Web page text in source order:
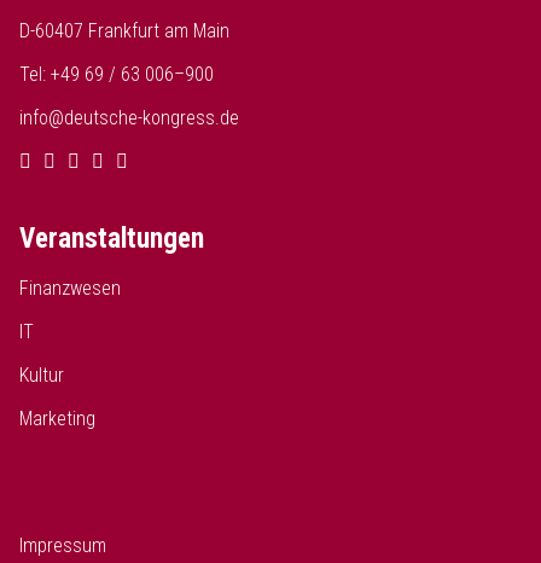
D-60407 Frankfurt am Main
Tel: +49 69 / 63 006–900
info@deutsche-kongress.de
Veranstaltungen
Finanzwesen
IT
Kultur
Marketing
Impressum